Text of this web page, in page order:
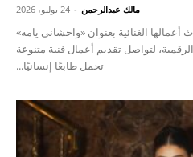
مالك عبدالرحمن - 24 يوليو، 2026
الغنائية بعنوان «واحشاني يامه»
لتواصل تقديم أعمال فنية متنوعة
تحمل طابعًا إنسانيًا...